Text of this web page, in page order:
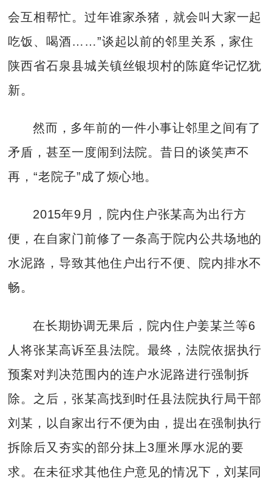
会互相帮忙。过年谁家杀猪，就会叫大家一起
吃饭、喝酒……”谈起以前的邻里关系，家住
陕西省石泉县城关镇丝银坝村的陈庭华记忆犹
新。
然而，多年前的一件小事让邻里之间有了
矛盾，甚至一度闹到法院。昔日的谈笑声不
再，“老院子”成了烦心地。
2015年9月，院内住户张某高为出行方
便，在自家门前修了一条高于院内公共场地的
水泥路，导致其他住户出行不便、院内排水不
畅。
在长期协调无果后，院内住户姜某兰等6
人将张某高诉至县法院。最终，法院依据执行
预案对判决范围内的连户水泥路进行强制拆
除。之后，张某高找到时任县法院执行局干部
刘某，以自家出行不便为由，提出在强制执行
拆除后又夯实的部分抹上3厘米厚水泥的要
求。在未征求其他住户意见的情况下，刘某同